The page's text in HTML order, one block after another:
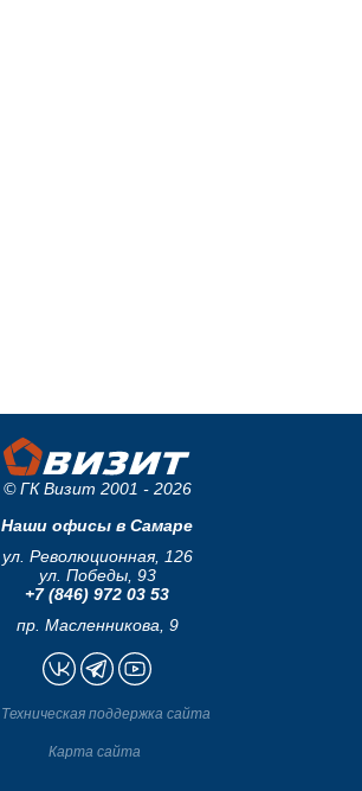
© ГК Визит 2001 - 2026
Наши офисы в Самаре
ул. Революционная, 126
ул. Победы, 93
+7 (846) 972 03 53
пр. Масленникова, 9
Техническая поддержка сайта
Карта сайта